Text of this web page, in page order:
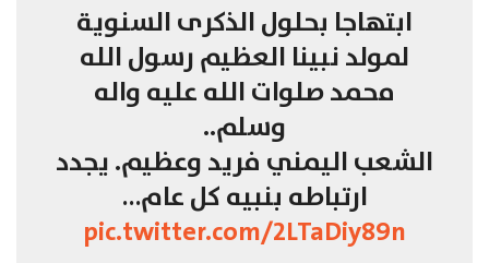
ابتهاجا بحلول الذكرى السنوية
لمولد نبينا العظيم رسول الله
محمد صلوات الله عليه واله
وسلم..
الشعب اليمني فريد وعظيم. يجدد
ارتباطه بنبيه كل عام…
pic.twitter.com/2LTaDiy89n